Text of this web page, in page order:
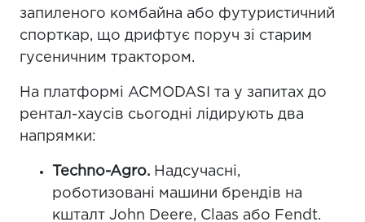
запиленого комбайна або футуристичний
спорткар, що дрифтує поруч зі старим
гусеничним трактором.
На платформі ACMODASI та у запитах до
рентал-хаусів сьогодні лідирують два
напрямки:
Techno-Agro. Надсучасні,
роботизовані машини брендів на
кшталт John Deere, Claas або Fendt.